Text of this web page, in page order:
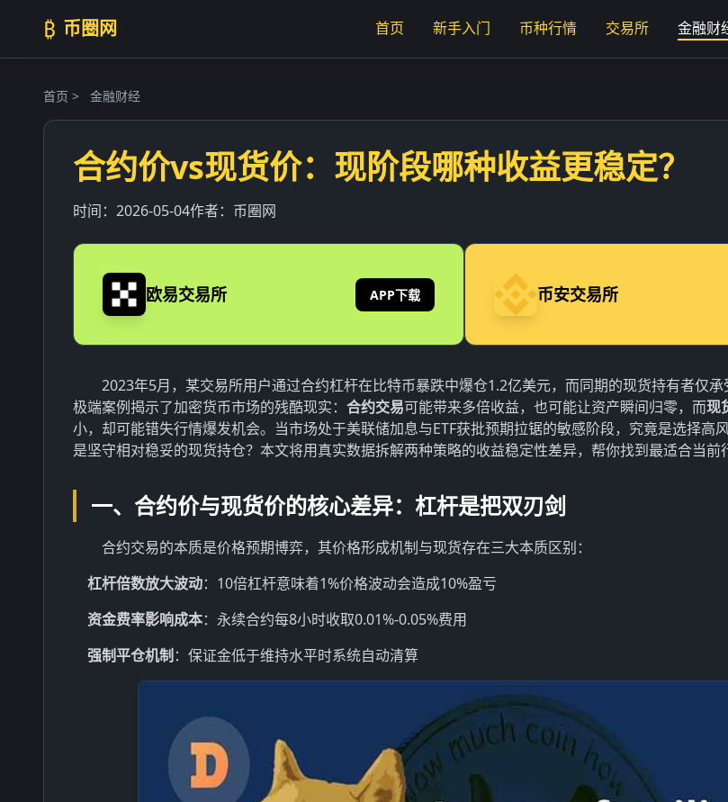
₿ 币圈网 首页 新手入门 币种行情 交易所 金融财
首页 > 金融财经
合约价vs现货价：现阶段哪种收益更稳定？
时间： 2026-05-04作者： 币圈网
欧易交易所 APP下载 币安交易所
2023年5月，某交易所用户通过合约杠杆在比特币暴跌中爆仓1.2亿美元，而同期的现货持有者仅
极端案例揭示了加密货币市场的残酷现实： 合约交易可能带来多倍收益，也可能让资产瞬间归零，而现
小，却可能错失行情爆发机会。当市场处于美联储加息与ETF获批预期拉锯的敏感阶段，究竟是选择高
是坚守相对稳妥的现货持仓？本文将用真实数据拆解两种策略的收益稳定性差异，帮你找到最适合当前
一、合约价与现货价的核心差异：杠杆是把双刃剑
合约交易的本质是价格预期博弈，其价格形成机制与现货存在三大本质区别：
杠杆倍数放大波动：10倍杠杆意味着1%价格波动会造成10%盈亏
资金费率影响成本：永续合约每8小时收取0.01%-0.05%费用
强制平仓机制 ：保证金低于维持水平时系统自动清算